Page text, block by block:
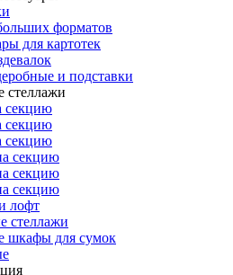
форматов
для картотек
и подставки
стеллажи
секцию
секцию
секцию
секцию
секцию
секцию
лофт
стеллажи
шкафы для сумок